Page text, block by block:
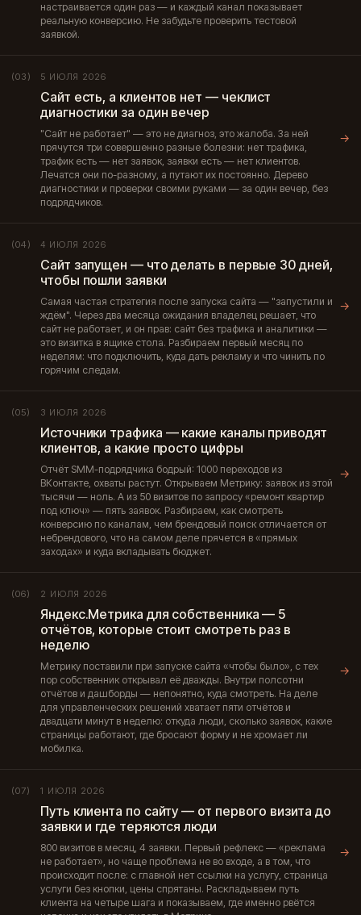
настраивается один раз — и каждый канал показывает
реальную конверсию. Не забудьте проверить тестовой
заявкой.
(03) 5 ИЮЛЯ 2026
Сайт есть, а клиентов нет — чеклист
диагностики за один вечер
"Сайт не работает" — это не диагноз, это жалоба. За ней
прячутся три совершенно разные болезни: нет трафика,
трафик есть — нет заявок, заявки есть — нет клиентов.
Лечатся они по-разному, а путают их постоянно. Дерево
диагностики и проверки своими руками — за один вечер, без
подрядчиков.
→
(04) 4 ИЮЛЯ 2026
Сайт запущен — что делать в первые 30 дней,
чтобы пошли заявки
Самая частая стратегия после запуска сайта — "запустили и
ждём". Через два месяца ожидания владелец решает, что
сайт не работает, и он прав: сайт без трафика и аналитики —
это визитка в ящике стола. Разбираем первый месяц по
неделям: что подключить, куда дать рекламу и что чинить по
горячим следам.
→
(05) 3 ИЮЛЯ 2026
Источники трафика — какие каналы приводят
клиентов, а какие просто цифры
Отчёт SMM-подрядчика бодрый: 1000 переходов из
ВКонтакте, охваты растут. Открываем Метрику: заявок из этой
тысячи — ноль. А из 50 визитов по запросу «ремонт квартир
под ключ» — пять заявок. Разбираем, как смотреть
конверсию по каналам, чем брендовый поиск отличается от
небрендового, что на самом деле прячется в «прямых
заходах» и куда вкладывать бюджет.
→
(06) 2 ИЮЛЯ 2026
Яндекс.Метрика для собственника — 5
отчётов, которые стоит смотреть раз в
неделю
Метрику поставили при запуске сайта «чтобы было», с тех
пор собственник открывал её дважды. Внутри полсотни
отчётов и дашборды — непонятно, куда смотреть. На деле
для управленческих решений хватает пяти отчётов и
двадцати минут в неделю: откуда люди, сколько заявок, какие
страницы работают, где бросают форму и не хромает ли
мобилка.
→
(07) 1 ИЮЛЯ 2026
Путь клиента по сайту — от первого визита до
заявки и где теряются люди
800 визитов в месяц, 4 заявки. Первый рефлекс — «реклама
не работает», но чаще проблема не во входе, а в том, что
происходит после: с главной нет ссылки на услугу, страница
услуги без кнопки, цены спрятаны. Раскладываем путь
клиента на четыре шага и показываем, где именно рвётся
→